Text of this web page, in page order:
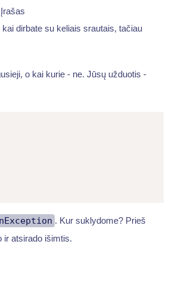
dirbate su keliais srautais, tačiau
o kai kurie - ne. Jūsų užduotis -
. Kur suklydome? Prieš
ir atsirado išimtis.